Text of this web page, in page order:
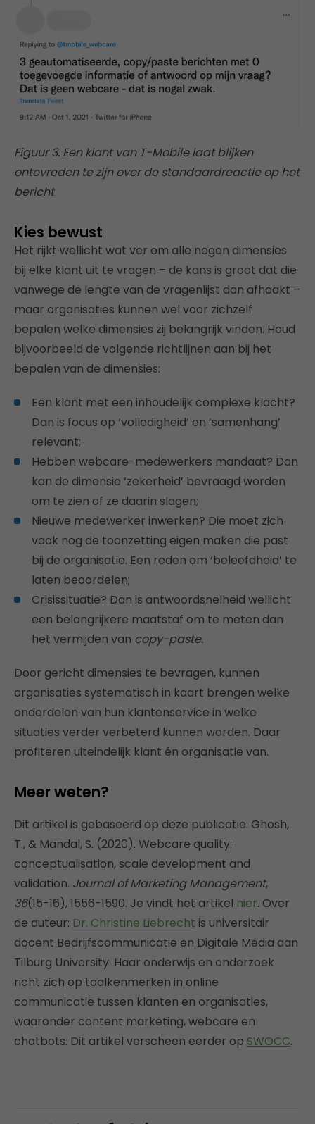
Figuur 3. Een klant van T-Mobile laat blijken
ontevreden te zijn over de standaardreactie op het
bericht
Kies bewust
Het rijkt wellicht wat ver om alle negen dimensies
bij elke klant uit te vragen – de kans is groot dat die
vanwege de lengte van de vragenlijst dan afhaakt –
maar organisaties kunnen wel voor zichzelf
bepalen welke dimensies zij belangrijk vinden. Houd
bijvoorbeeld de volgende richtlijnen aan bij het
bepalen van de dimensies:
Een klant met een inhoudelijk complexe klacht?
Dan is focus op ‘volledigheid’ en ‘samenhang’
relevant;
Hebben webcare-medewerkers mandaat? Dan
kan de dimensie ‘zekerheid’ bevraagd worden
om te zien of ze daarin slagen;
Nieuwe medewerker inwerken? Die moet zich
vaak nog de toonzetting eigen maken die past
bij de organisatie. Een reden om ‘beleefdheid’ te
laten beoordelen;
Crisissituatie? Dan is antwoordsnelheid wellicht
een belangrijkere maatstaf om te meten dan
het vermijden van copy-paste.
Door gericht dimensies te bevragen, kunnen
organisaties systematisch in kaart brengen welke
onderdelen van hun klantenservice in welke
situaties verder verbeterd kunnen worden. Daar
profiteren uiteindelijk klant én organisatie van.
Meer weten?
Dit artikel is gebaseerd op deze publicatie: Ghosh,
T., & Mandal, S. (2020). Webcare quality:
conceptualisation, scale development and
validation. Journal of Marketing Management,
36(15-16), 1556-1590. Je vindt het artikel hier. Over
de auteur: Dr. Christine Liebrecht is universitair
docent Bedrijfscommunicatie en Digitale Media aan
Tilburg University. Haar onderwijs en onderzoek
richt zich op taalkenmerken in online
communicatie tussen klanten en organisaties,
waaronder content marketing, webcare en
chatbots. Dit artikel verscheen eerder op SWOCC.